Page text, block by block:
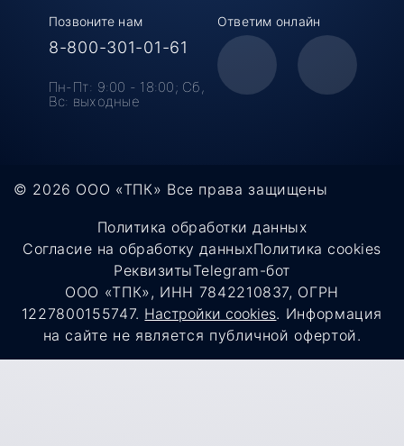
Позвоните нам
8-800-301-01-61
Пн-Пт: 9:00 - 18:00; Cб,
Вс: выходные
Ответим онлайн
© 2026 ООО «ТПК» Все права защищены
Политика обработки данных
Согласие на обработку данныхПолитика cookies
РеквизитыTelegram-бот
ООО «ТПК», ИНН 7842210837, ОГРН
1227800155747. Настройки cookies. Информация
на сайте не является публичной офертой.